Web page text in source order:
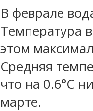
В феврале
Температура
этом
Средняя
что на 0.6°C
марте.